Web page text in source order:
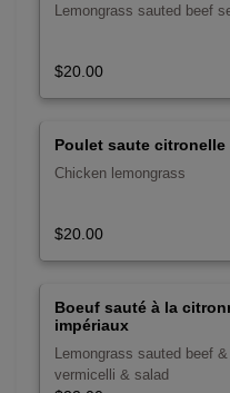
Lemongrass sauted beef
$20.00
Poulet saute citronelle
Chicken lemongrass
$20.00
Boeuf sauté à la
impériaux
Lemongrass sauted beef
vermicelli & salad